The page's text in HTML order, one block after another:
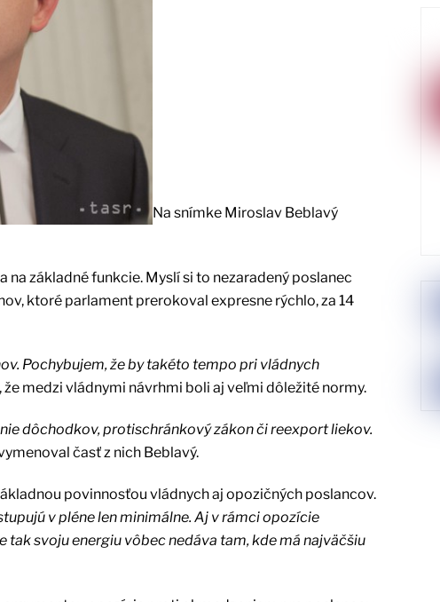
Na snímke Miroslav Beblavý
na základné funkcie. Myslí si to nezaradený poslanec
ktoré parlament prerokoval expresne rýchlo, za 14
Pochybujem, že by takéto tempo pri vládnych
že medzi vládnymi návrhmi boli aj veľmi dôležité normy.
dôchodkov, protischránkový zákon či reexport liekov.
časť z nich Beblavý.
povinnosťou vládnych aj opozičných poslancov.
v pléne len minimálne. Aj v rámci opozície
svoju energiu vôbec nedáva tam, kde má najväčšiu